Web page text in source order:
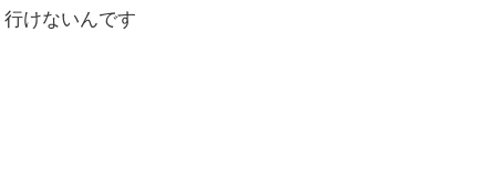
けないんです